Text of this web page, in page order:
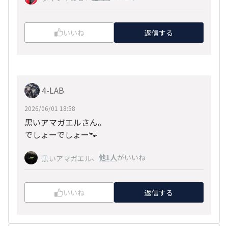
いいね 返信する
4-LAB
2026/06/01 18:58
黒いアマガエルさん。
でしょーでしょー🐾
黒いアマガエル、 他1人がいいね
いいね 返信する